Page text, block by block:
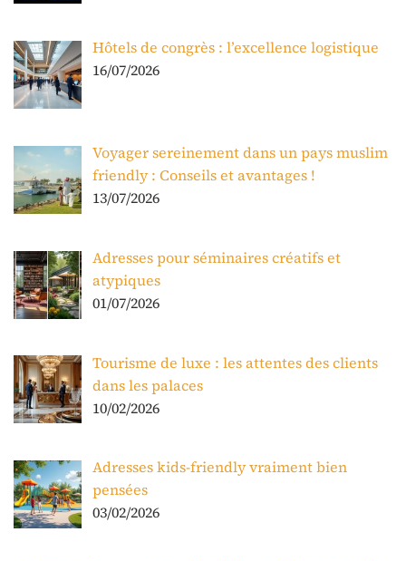
Hôtels de congrès : l’excellence logistique
16/07/2026
Voyager sereinement dans un pays muslim
friendly : Conseils et avantages !
13/07/2026
Adresses pour séminaires créatifs et
atypiques
01/07/2026
Tourisme de luxe : les attentes des clients
dans les palaces
10/02/2026
Adresses kids-friendly vraiment bien
pensées
03/02/2026